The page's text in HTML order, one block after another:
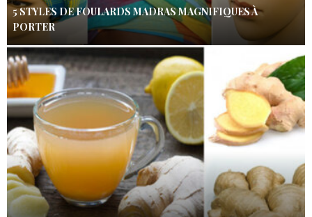
5 STYLES DE FOULARDS MADRAS MAGNIFIQUES À
PORTER